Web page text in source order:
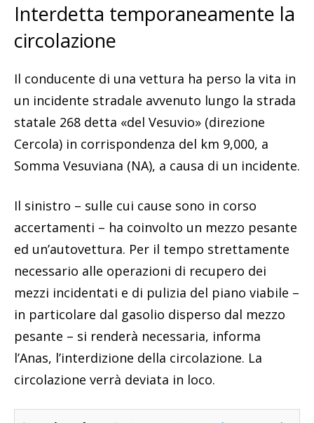
Interdetta temporaneamente la
circolazione
Il conducente di una vettura ha perso la vita in
un incidente stradale avvenuto lungo la strada
statale 268 detta «del Vesuvio» (direzione
Cercola) in corrispondenza del km 9,000, a
Somma Vesuviana (NA), a causa di un incidente.
Il sinistro – sulle cui cause sono in corso
accertamenti – ha coinvolto un mezzo pesante
ed un’autovettura. Per il tempo strettamente
necessario alle operazioni di recupero dei
mezzi incidentati e di pulizia del piano viabile –
in particolare dal gasolio disperso dal mezzo
pesante – si renderà necessaria, informa
l’Anas, l’interdizione della circolazione. La
circolazione verrà deviata in loco.